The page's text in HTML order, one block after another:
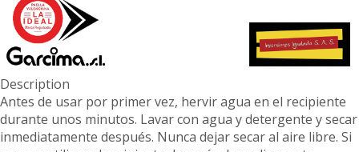
Description
Antes de usar por primer vez, hervir agua en el recipiente
durante unos minutos. Lavar con agua y detergente y secar
inmediatamente después. Nunca dejar secar al aire libre. Si